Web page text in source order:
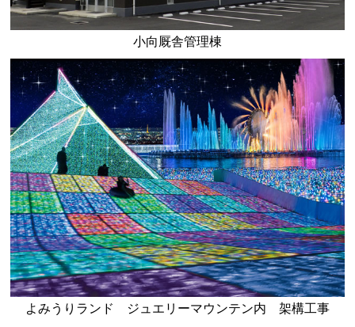
小向厩舎管理棟
よみうりランド ジュエリーマウンテン内 架構工事